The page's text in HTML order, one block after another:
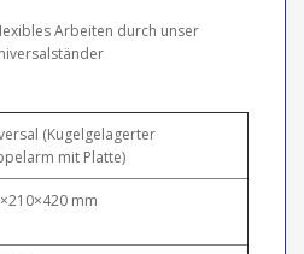
Arbeiten durch unser
(Kugelgelagerter
mit Platte)
mm